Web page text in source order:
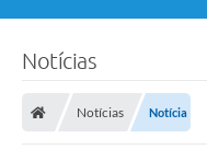
Notícias
Notícias Notícia